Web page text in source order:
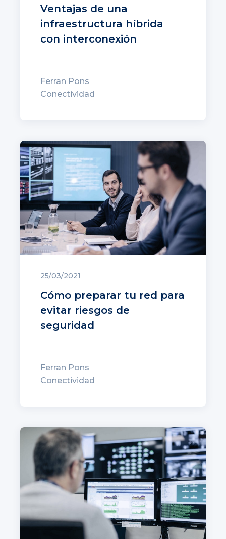
Ventajas de una
infraestructura híbrida
con interconexión
Ferran Pons
Conectividad
25/03/2021
Cómo preparar tu red para
evitar riesgos de
seguridad
Ferran Pons
Conectividad